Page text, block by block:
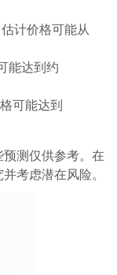
计价格可能从
能达到约
可能达到
测仅供参考。在
考虑潜在风险。